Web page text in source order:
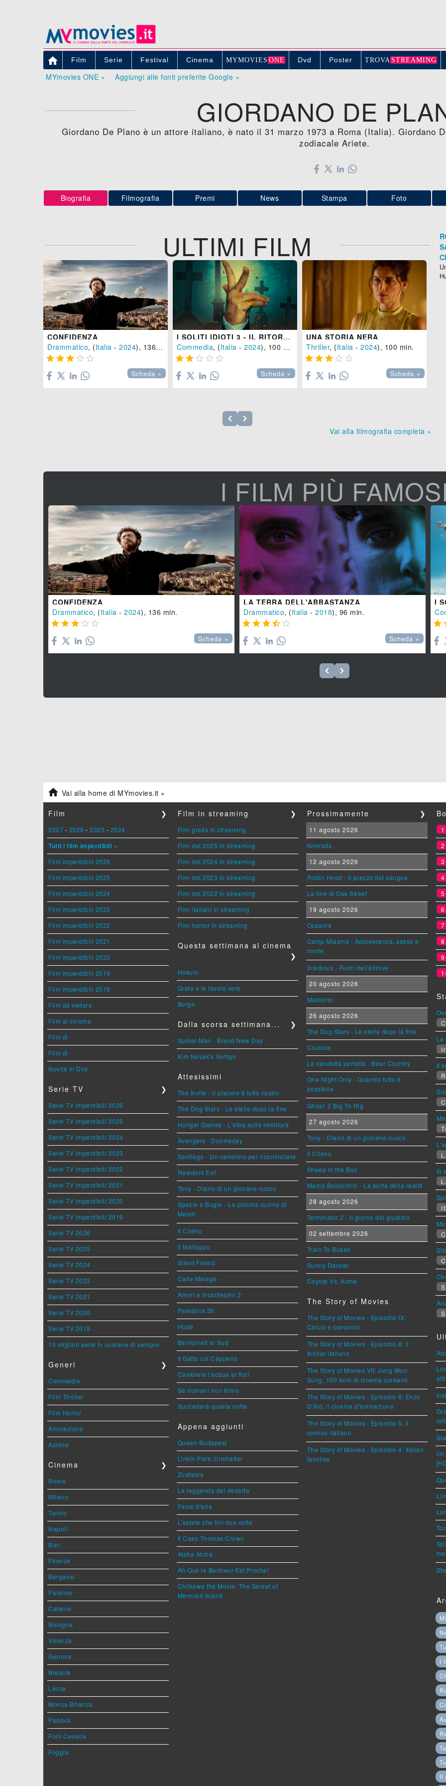
 Film Serie Festival Cinema MYMOVIE S ONE Dvd Poster TROVA STREAMING
MYmovies ONE » Aggiungi alle fonti preferite Google »
GIORDANO DE
Giordano De Plano è un attore italiano, è nato il 31 marzo 1973 a Roma (Italia). Giordano
zodiacale Ariete.
Biografia Filmografia Premi News Stampa Foto
ULTIMI FILM
CONFIDENZA
Drammatico, (Italia - 2024), 136 min.
    
Scheda »
I SOLITI IDIOTI 3 - IL RITORNO
Commedia, (Italia - 2024), 100 min.
    
Scheda »
UNA STORIA NERA
Thriller, (Italia - 2024), 100 min.
    
Scheda »
Vai alla filmografia completa »
I FILM PIÙ FAMOSI
CONFIDENZA
Drammatico, (Italia - 2024), 136 min.
    
Scheda »
LA TERRA DELL'ABBASTANZA
Drammatico, (Italia - 2018), 96 min.
    
Scheda »
I

 Vai alla home di MYmovies.it »
Film ❯
2027 - 2026 - 2025 - 2024
Tutti i film imperdibili »
Film imperdibili 2026
Film imperdibili 2025
Film imperdibili 2024
Film imperdibili 2023
Film imperdibili 2022
Film imperdibili 2021
Film imperdibili 2020
Film imperdibili 2019
Film imperdibili 2018
Film da vedere
Film al cinema
Film di
Film di
Novità in Dvd
Serie TV ❯
Serie TV imperdibili 2026
Serie TV imperdibili 2025
Serie TV imperdibili 2024
Serie TV imperdibili 2023
Serie TV imperdibili 2022
Serie TV imperdibili 2021
Serie TV imperdibili 2020
Serie TV imperdibili 2019
Serie TV 2026
Serie TV 2025
Serie TV 2024
Serie TV 2023
Serie TV 2021
Serie TV 2020
Serie TV 2019
10 migliori serie tv coreane di sempre
Generi ❯
Commedie
Film Thriller
Film Horror
Animazione
Azione
Cinema ❯
Roma
Milano
Torino
Napoli
Bari
Firenze
Bergamo
Palermo
Catania
Bologna
Vicenza
Genova
Brescia
Lecce
Monza Brianza
Padova
Forlì Cesena
Foggia
Film in streaming ❯
Film gratis in streaming
Film del 2025 in streaming
Film del 2024 in streaming
Film del 2023 in streaming
Film del 2022 in streaming
Film italiani in streaming
Film horror in streaming
Questa settimana al cinema
❯
Hokum
Greta e le favole vere
Borgo
Dalla scorsa settimana... ❯
Spider-Man - Brand New Day
Kim Novak's Vertigo
Attesissimi
The Invite - Il piacere è tutto nostro
The Dog Stars - Le stelle dopo la fine
Hunger Games - L'alba sulla mietitura
Avengers - Doomsday
Santiago - Un cammino per ricominciare
Resident Evil
Tony - Diario di un giovane cuoco
Spezie e Bugie - La piccola cucina di
Mehdi
Il Cileno
Il Malloppo
Silent Friend
Calle Malaga
Amori e Incantesimi 2
Palestina 36
Hope
Bentornati al Sud
Il Gatto col Cappello
Cambiare l'acqua ai fiori
Se domani non torno
Succederà questa notte
Appena aggiunti
Queen Budapest
Linkin Park: Unshatter
Zustissia
La leggenda del deserto
Fame d'aria
L'estate che finì due volte
Il Caso Thomas Crown
Atcha Atcha
Ah Que le Bonheur Est Proche!
Chiikawa the Movie: The Secret of
Mermaid Island
Prossimamente ❯
11 agosto 2026
Nimrods
12 agosto 2026
Robin Hood - Il prezzo del sangue
La fine di Oak Street
19 agosto 2026
Oceania
Camp Miasma - Adolescenza, sesso e
morte
Insidious - Fuori dall'altrove
20 agosto 2026
Maldoror
26 agosto 2026
The Dog Stars - Le stelle dopo la fine
Couture
La vendetta perfetta - Bear Country
One Night Only - Quando tutto è
possibile
Ghost: 2 Big To Rig
27 agosto 2026
Tony - Diario di un giovane cuoco
Il Cileno
Sheep in the Box
Marco Bellocchio - La porta della realtà
28 agosto 2026
Terminator 2 - Il giorno del giudizio
02 settembre 2026
Train To Busan
Sunny Dancer
Coyote Vs. Acme
The Story of Movies
The Story of Movies - Episodio IX:
Calcio e campioni
The Story of Movies - Episodio 8: Il
thriller italiano
The Story of Movies VII: Jung Woo-
Sung, 100 anni di cinema coreano
The Story of Movies - Episodio 6: Enzo
D'Alò, il cinema d'animazione
The Story of Movies - Episodio 5: Il
comico italiano
The Story of Movies - Episodio 4: Italian
families
1
2
3
4
5
6
7
8
9
La
Il
Io
I
Il